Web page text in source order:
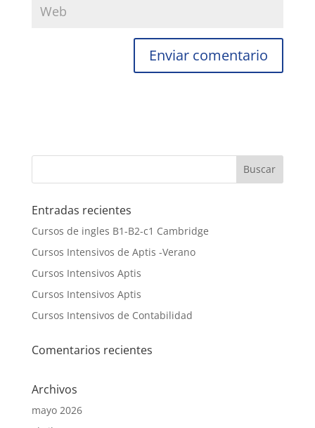
Entradas recientes
Cursos de ingles B1-B2-c1 Cambridge
Cursos Intensivos de Aptis -Verano
Cursos Intensivos Aptis
Cursos Intensivos Aptis
Cursos Intensivos de Contabilidad
Comentarios recientes
Archivos
mayo 2026